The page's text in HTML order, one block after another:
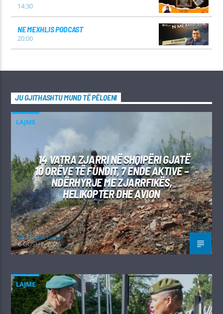
14:30
NE MEXHLIS PODCAST
20:00
JU GJITHASHTU MUND TË PËLQENI
LAJME
14 VATRA ZJARRI NË SHQIPËRI GJATË
10 ORËVE TË FUNDIT, 7 ENDE AKTIVE –
NDËRHYRJE ME ZJARRFIKËS,
HELIKOPTER DHE AVION
Kushtrim Guraj
6 GUSHT, 2026
LAJME